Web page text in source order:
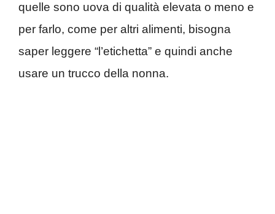
quelle sono uova di qualità elevata o meno e
per farlo, come per altri alimenti, bisogna
saper leggere “l’etichetta” e quindi anche
usare un trucco della nonna.